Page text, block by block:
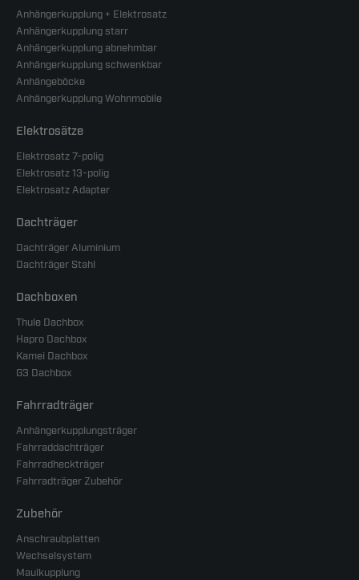
Anhängerkupplung + Elektrosatz
Anhängerkupplung starr
Anhängerkupplung abnehmbar
Anhängerkupplung schwenkbar
Anhängeböcke
Anhängerkupplung Wohnmobile
Elektrosätze
Elektrosatz 7-polig
Elektrosatz 13-polig
Elektrosatz Adapter
Dachträger
Dachträger Aluminium
Dachträger Stahl
Dachboxen
Thule Dachbox
Hapro Dachbox
Kamei Dachbox
G3 Dachbox
Fahrradträger
Anhängerkupplungsträger
Fahrraddachträger
Fahrradheckträger
Fahrradträger Zubehör
Zubehör
Anschraubplatten
Wechselsystem
Maulkupplung